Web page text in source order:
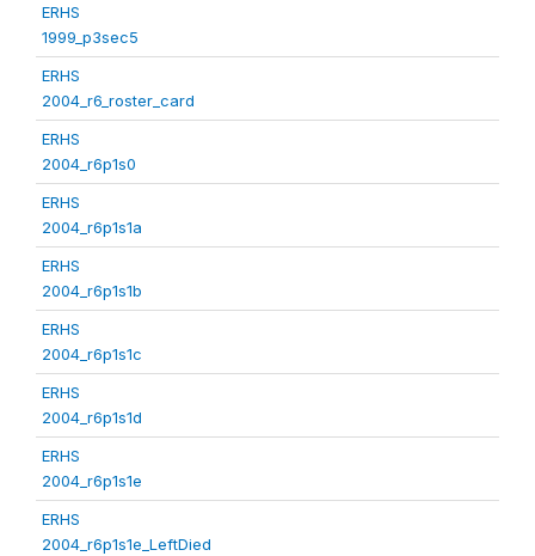
ERHS
1999_p3sec5
ERHS
2004_r6_roster_card
ERHS
2004_r6p1s0
ERHS
2004_r6p1s1a
ERHS
2004_r6p1s1b
ERHS
2004_r6p1s1c
ERHS
2004_r6p1s1d
ERHS
2004_r6p1s1e
ERHS
2004_r6p1s1e_LeftDied